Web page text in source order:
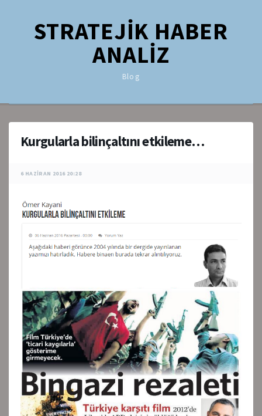
STRATEJİK HABER
ANALİZ
Blog
Kurgularla bilinçaltını etkileme…
6 HAZIRAN 2016 20:28